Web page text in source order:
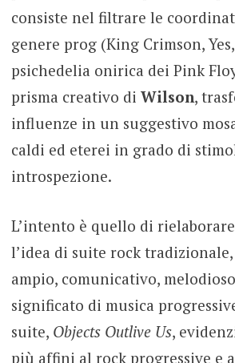
consiste nel filtrare le
genere prog (King Crimson,
psichedelia onirica dei Pink
prisma creativo di Wilson,
influenze in un suggestivo
caldi ed eterei in grado di
introspezione.
L’intento è quello di
l’idea di suite rock
ampio, comunicativo,
significato di musica
suite, Objects Outlive Us,
più affini al rock progressive e